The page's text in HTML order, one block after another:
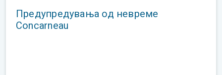
Предупредувања од невреме
Concarneau